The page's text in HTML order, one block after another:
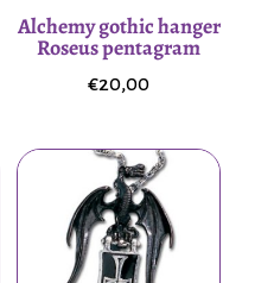
Alchemy gothic hanger
Roseus pentagram
€20,00